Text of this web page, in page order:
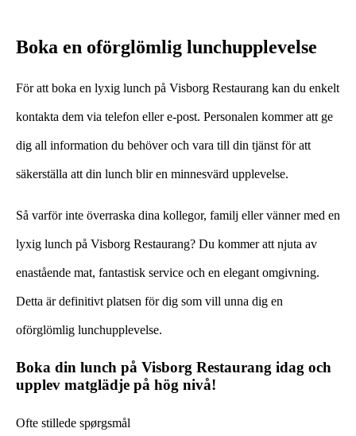
Boka en oförglömlig lunchupplevelse
För att boka en lyxig lunch på Visborg Restaurang kan du enkelt
kontakta dem via telefon eller e-post. Personalen kommer att ge
dig all information du behöver och vara till din tjänst för att
säkerställa att din lunch blir en minnesvärd upplevelse.
Så varför inte överraska dina kollegor, familj eller vänner med en
lyxig lunch på Visborg Restaurang? Du kommer att njuta av
enastående mat, fantastisk service och en elegant omgivning.
Detta är definitivt platsen för dig som vill unna dig en
oförglömlig lunchupplevelse.
Boka din lunch på Visborg Restaurang idag och
upplev matglädje på hög nivå!
Ofte stillede spørgsmål